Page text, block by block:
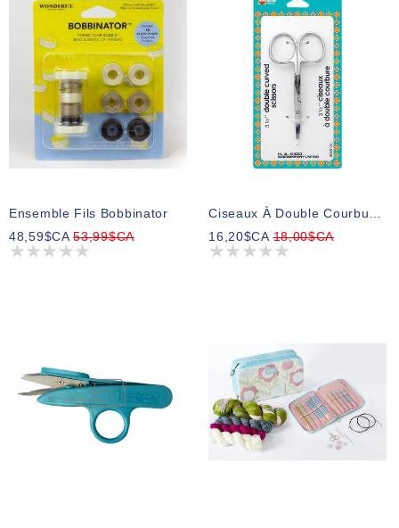
Ensemble Fils Bobbinator
48,59$CA53,99$CA
16,20$CA18,00$CA